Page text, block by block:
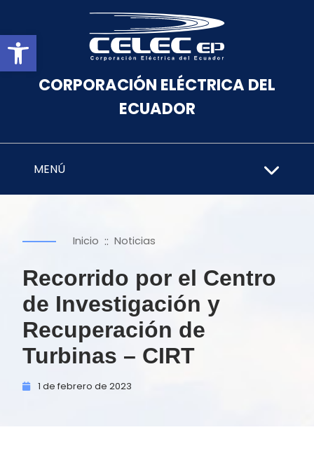
Abrir barra de herramientas
CORPORACIÓN ELÉCTRICA DEL
ECUADOR
MENÚ
Inicio :: Noticias
Recorrido por el Centro
de Investigación y
Recuperación de
Turbinas – CIRT
1 de febrero de 2023